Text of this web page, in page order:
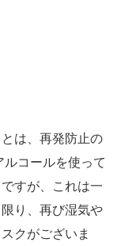
は、再発防止の
コールを使って
すが、これは一
り、再び湿気や
クがございま